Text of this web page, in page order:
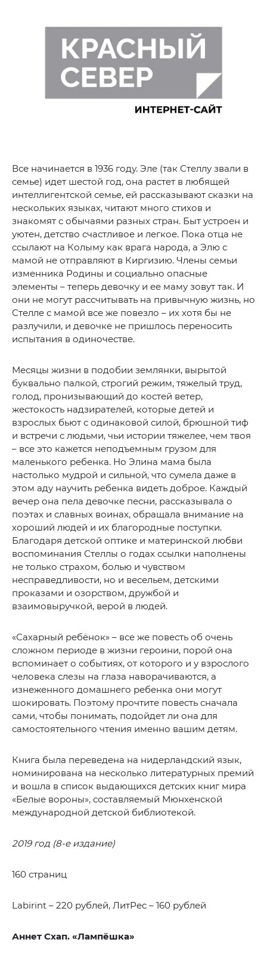
Все начинается в 1936 году. Эле (так Стеллу звали в
семье) идет шестой год, она растет в любящей
интеллигентской семье, ей рассказывают сказки на
нескольких языках, читают много стихов и
знакомят с обычаями разных стран. Быт устроен и
уютен, детство счастливое и легкое. Пока отца не
ссылают на Колыму как врага народа, а Элю с
мамой не отправляют в Киргизию. Члены семьи
изменника Родины и социально опасные
элементы – теперь девочку и ее маму зовут так. И
они не могут рассчитывать на привычную жизнь, но
Стелле с мамой все же повезло – их хотя бы не
разлучили, и девочке не пришлось переносить
испытания в одиночестве.
Месяцы жизни в подобии землянки, вырытой
буквально палкой, строгий режим, тяжелый труд,
голод, пронизывающий до костей ветер,
жестокость надзирателей, которые детей и
взрослых бьют с одинаковой силой, брюшной тиф
и встречи с людьми, чьи истории тяжелее, чем твоя
– все это кажется неподъемным грузом для
маленького ребенка. Но Элина мама была
настолько мудрой и сильной, что сумела даже в
этом аду научить ребенка видеть доброе. Каждый
вечер она пела девочке песни, рассказывала о
поэтах и славных воинах, обращала внимание на
хороший людей и их благородные поступки.
Благодаря детской оптике и материнской любви
воспоминания Стеллы о годах ссылки наполнены
не только страхом, болью и чувством
несправедливости, но и весельем, детскими
проказами и озорством, дружбой и
взаимовыручкой, верой в людей.
«Сахарный ребёнок» – все же повесть об очень
сложном периоде в жизни героини, порой она
вспоминает о событиях, от которого и у взрослого
человека слезы на глаза наворачиваются, а
изнеженного домашнего ребенка они могут
шокировать. Поэтому прочтите повесть сначала
сами, чтобы понимать, подойдет ли она для
самостоятельного чтения именно вашим детям.
Книга была переведена на нидерландский язык,
номинирована на несколько литературных премий
и вошла в список выдающихся детских книг мира
«Белые вороны», составляемый Мюнхенской
международной детской библиотекой.
2019 год (8-е издание)
160 страниц
Labirint – 220 рублей, ЛитРес – 160 рублей
Аннет Схап. «Лампёшка»